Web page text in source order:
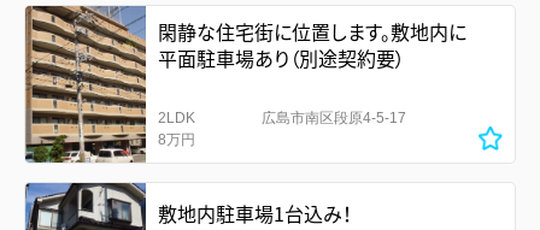
閑静な住宅街に位置します。敷地内に
平面駐車場あり（別途契約要）
2LDK
8万円
広島市南区段原4-5-17
敷地内駐車場1台込み！